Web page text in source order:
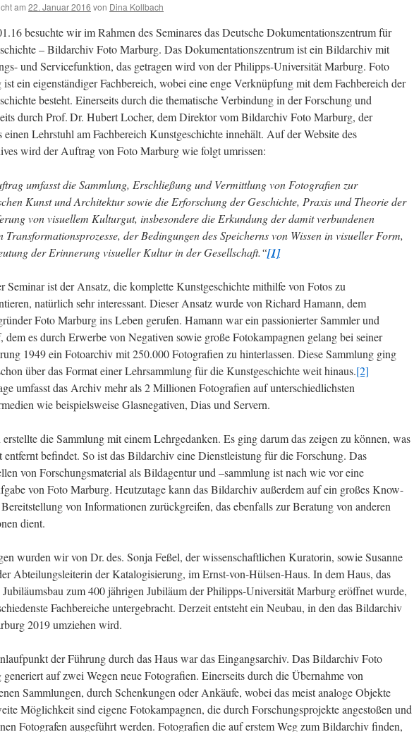
am 22. Januar 2016 von Dina Kollbach
besuchte wir im Rahmen des Seminares das Deutsche Dokumentationszentrum für
– Bildarchiv Foto Marburg. Das Dokumentationszentrum ist ein Bildarchiv mit
und Servicefunktion, das getragen wird von der Philipps-Universität Marburg. Foto
ein eigenständiger Fachbereich, wobei eine enge Verknüpfung mit dem Fachbereich der
besteht. Einerseits durch die thematische Verbindung in der Forschung und
durch Prof. Dr. Hubert Locher, dem Direktor vom Bildarchiv Foto Marburg, der
einen Lehrstuhl am Fachbereich Kunstgeschichte innehält. Auf der Website des
wird der Auftrag von Foto Marburg wie folgt umrissen:
umfasst die Sammlung, Erschließung und Vermittlung von Fotografien zur
Kunst und Architektur sowie die Erforschung der Geschichte, Praxis und Theorie der
von visuellem Kulturgut, insbesondere die Erkundung der damit verbundenen
Transformationsprozesse, der Bedingungen des Speicherns von Wissen in visueller Form,
der Erinnerung visueller Kultur in der Gesellschaft.“[1]
Seminar ist der Ansatz, die komplette Kunstgeschichte mithilfe von Fotos zu
natürlich sehr interessant. Dieser Ansatz wurde von Richard Hamann, dem
Foto Marburg ins Leben gerufen. Hamann war ein passionierter Sammler und
dem es durch Erwerbe von Negativen sowie große Fotokampagnen gelang bei seiner
1949 ein Fotoarchiv mit 250.000 Fotografien zu hinterlassen. Diese Sammlung ging
über das Format einer Lehrsammlung für die Kunstgeschichte weit hinaus.[2]
umfasst das Archiv mehr als 2 Millionen Fotografien auf unterschiedlichsten
wie beispielsweise Glasnegativen, Dias und Servern.
die Sammlung mit einem Lehrgedanken. Es ging darum das zeigen zu können, was
entfernt befindet. So ist das Bildarchiv eine Dienstleistung für die Forschung. Das
von Forschungsmaterial als Bildagentur und –sammlung ist nach wie vor eine
von Foto Marburg. Heutzutage kann das Bildarchiv außerdem auf ein großes Know-
von Informationen zurückgreifen, das ebenfalls zur Beratung von anderen
dient.
wurden wir von Dr. des. Sonja Feßel, der wissenschaftlichen Kuratorin, sowie Susanne
Abteilungsleiterin der Katalogisierung, im Ernst-von-Hülsen-Haus. In dem Haus, das
Jubiläumsbau zum 400 jährigen Jubiläum der Philipps-Universität Marburg eröffnet wurde,
Fachbereiche untergebracht. Derzeit entsteht ein Neubau, in den das Bildarchiv
2019 umziehen wird.
der Führung durch das Haus war das Eingangsarchiv. Das Bildarchiv Foto
auf zwei Wegen neue Fotografien. Einerseits durch die Übernahme von
Sammlungen, durch Schenkungen oder Ankäufe, wobei das meist analoge Objekte
Möglichkeit sind eigene Fotokampagnen, die durch Forschungsprojekte angestoßen und
Fotografen ausgeführt werden. Fotografien die auf erstem Weg zum Bildarchiv finden,